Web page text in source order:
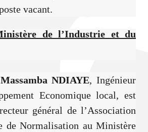
vacant.
de l’Industrie et du
NDIAYE, Ingénieur
Economique local, est
général de l’Association
de Normalisation au Ministère